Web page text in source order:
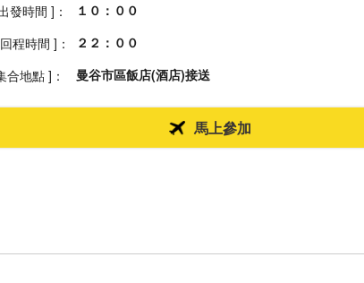
發時間 ]：
１０：００
程時間 ]：
２２：００
合地點 ]：
曼谷市區飯店(酒店)接送
馬上參加